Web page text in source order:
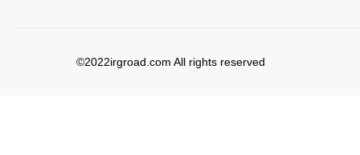
©2022irgroad.com All rights reserved